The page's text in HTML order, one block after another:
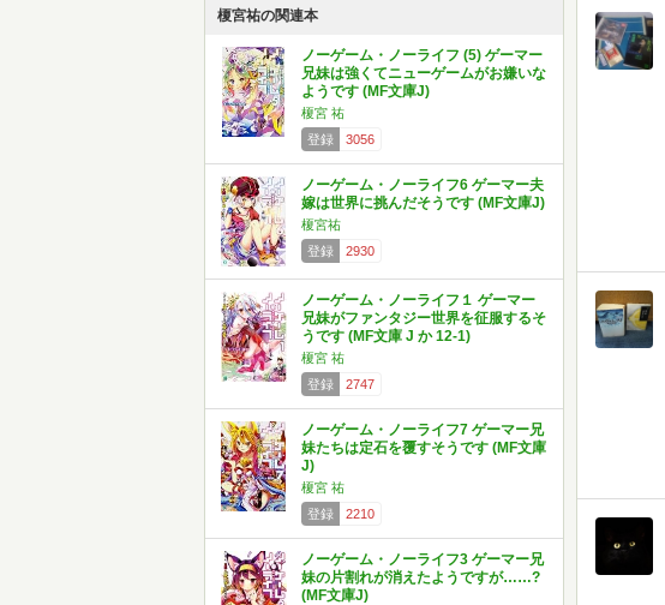
榎宮祐の関連本
ノーゲーム・ノーライフ (5) ゲーマー
兄妹は強くてニューゲームがお嫌いな
ようです (MF文庫J)
榎宮 祐
登録
3056
ノーゲーム・ノーライフ6 ゲーマー夫
嫁は世界に挑んだそうです (MF文庫J)
榎宮祐
登録
2930
ノーゲーム・ノーライフ１ ゲーマー
兄妹がファンタジー世界を征服するそ
うです (MF文庫 J か 12-1)
榎宮 祐
登録
2747
ノーゲーム・ノーライフ7 ゲーマー兄
妹たちは定石を覆すそうです (MF文庫
J)
榎宮 祐
登録
2210
ノーゲーム・ノーライフ3 ゲーマー兄
妹の片割れが消えたようですが……?
(MF文庫J)